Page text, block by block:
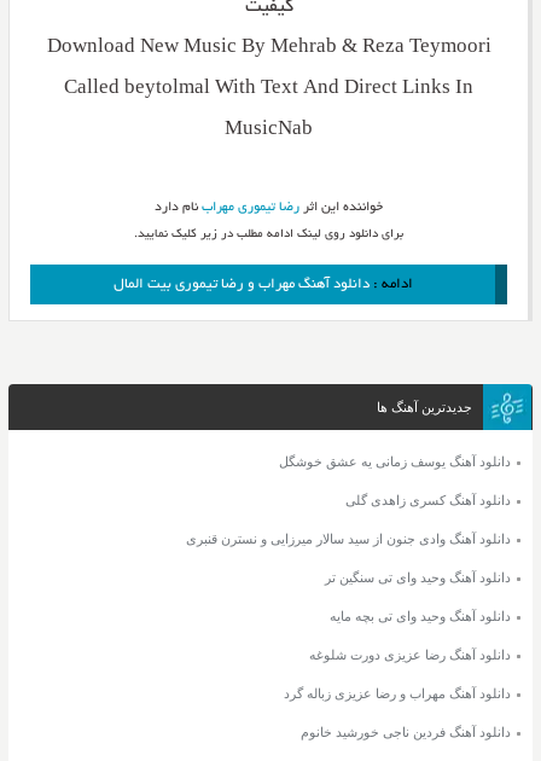
کیفیت
Download New Music By Mehrab & Reza Teymoori
Called beytolmal With Text And Direct Links In
MusicNab
خواننده این اثر رضا تیموری مهرابنام دارد
برای دانلود روی لینک ادامه مطلب در زیر کلیک نمایید.
ادامه :دانلود آهنگ مهراب و رضا تیموری بیت المال
جدیدترین آهنگ ها
دانلود آهنگ یوسف زمانی یه عشق خوشگل
دانلود آهنگ کسری زاهدی گلی
دانلود آهنگ وادی جنون از سید سالار میرزایی و نسترن قنبری
دانلود آهنگ وحید وای تی سنگین تر
دانلود آهنگ وحید وای تی بچه مایه
دانلود آهنگ رضا عزیزی دورت شلوغه
دانلود آهنگ مهراب و رضا عزیزی زباله گرد
دانلود آهنگ فردین ناجی خورشید خانوم